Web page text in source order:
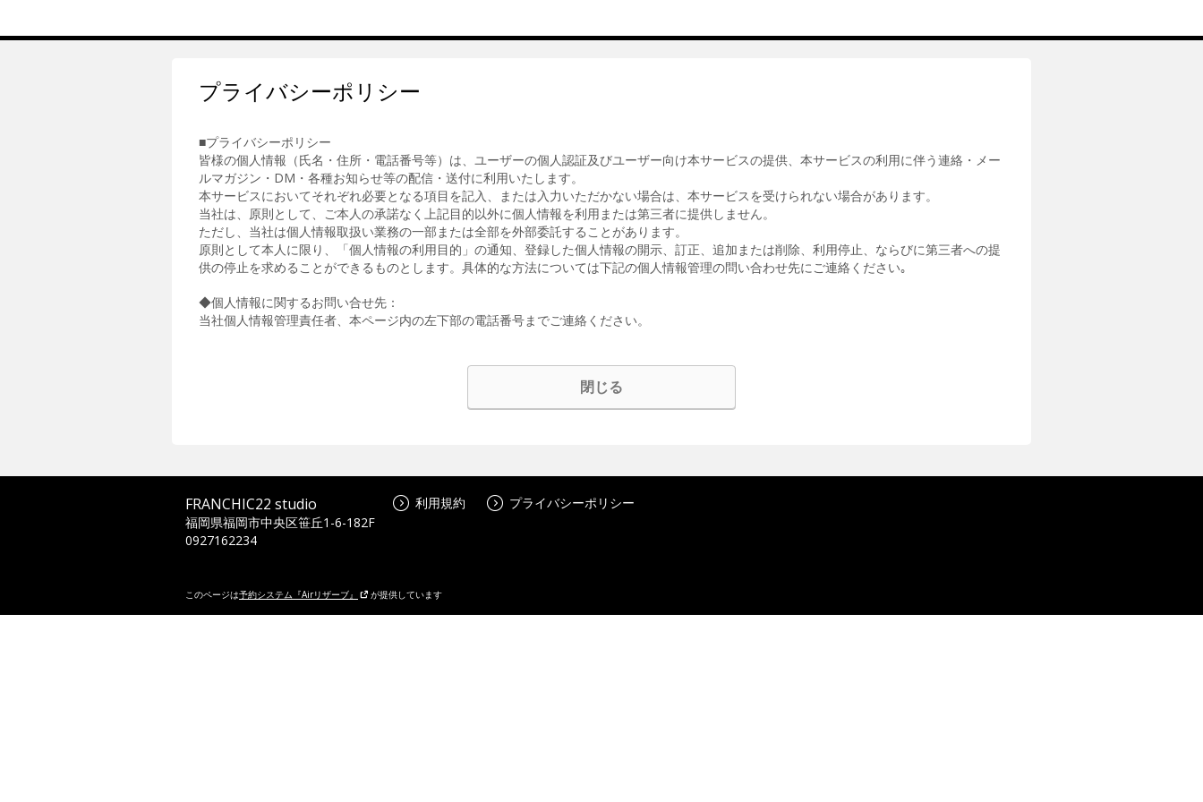
プライバシーポリシー
■プライバシーポリシー
皆様の個人情報（氏名・住所・電話番号等）は、ユーザーの個人認証及びユーザー向け本サービスの提供、本サービスの利用に伴う連絡・メー
ルマガジン・DM・各種お知らせ等の配信・送付に利用いたします。
本サービスにおいてそれぞれ必要となる項目を記入、または入力いただかない場合は、本サービスを受けられない場合があります。
当社は、原則として、ご本人の承諾なく上記目的以外に個人情報を利用または第三者に提供しません。
ただし、当社は個人情報取扱い業務の一部または全部を外部委託することがあります。
原則として本人に限り、「個人情報の利用目的」の通知、登録した個人情報の開示、訂正、追加または削除、利用停止、ならびに第三者への提
供の停止を求めることができるものとします。具体的な方法については下記の個人情報管理の問い合わせ先にご連絡ください｡
◆個人情報に関するお問い合せ先：
当社個人情報管理責任者、本ページ内の左下部の電話番号までご連絡ください。
閉じる
FRANCHIC22 studio
福岡県福岡市中央区笹丘1-6-182F
0927162234
利用規約 プライバシーポリシー
このページは予約システム『Airリザーブ』 が提供しています